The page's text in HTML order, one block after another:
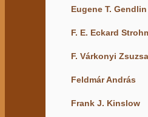
Eugene T. Gendlin
F. E. Eckard
F. Várkonyi Zsuzsa
Feldmár András
Frank J. Kinslow